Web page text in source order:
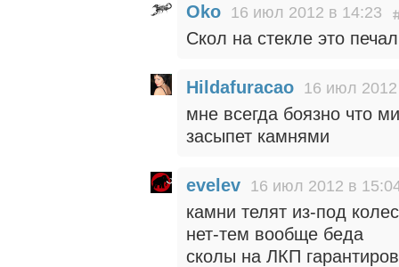
Oko 16 июл 2012 в 14:23
Скол на стекле это
Hildafuracao 16 июл
мне всегда боязно что
засыпет камнями
evelev 16 июл 2012 в
камни телят из-под
нет-тем вообще беда
сколы на ЛКП